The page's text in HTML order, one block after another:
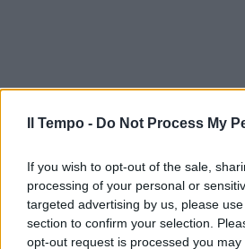
Il Tempo - Do Not Process My
If you wish to opt-out of the sale,
processing of your personal or
targeted advertising by us, please
section to confirm your selection.
opt-out request is processed you may